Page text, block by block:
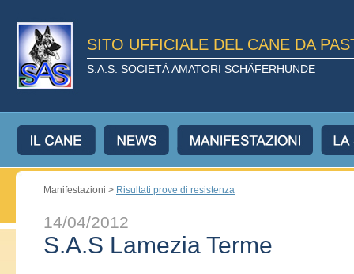
SITO UFFICIALE DEL CANE DA
S.A.S. SOCIETÀ AMATORI SCHÄFERHUNDE
Manifestazioni > Risultati prove di resistenza
14/04/2012
S.A.S Lamezia Terme